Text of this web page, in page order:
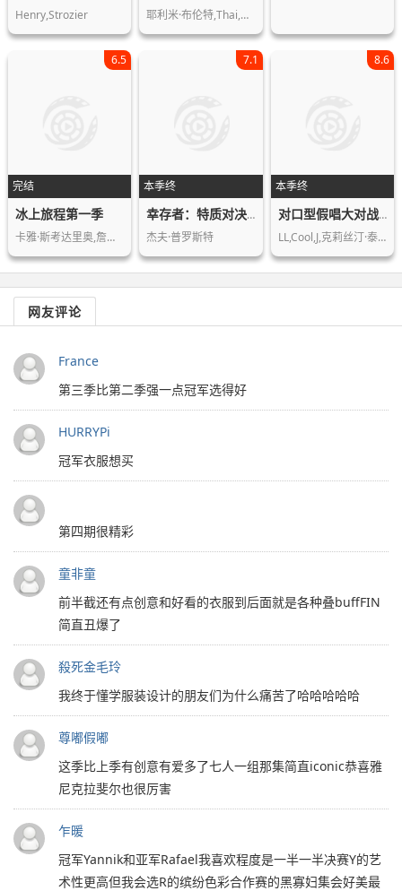
Henry,Strozier 耶利米·布伦特,Thai,Nguyen,Gab…
完结
6.5
冰上旅程第一季
卡雅·斯考达里奥,詹纽瑞·琼斯,薇洛·…
本季终
7.1
幸存者：特质对决第三十五季
杰夫·普罗斯特
本季终
8.6
对口型假唱大对战第三季
LL,Cool,J,克莉丝汀·泰根,泰瑞·克鲁…
网友评论
France
第三季比第二季强一点冠军选得好
HURRYPi
冠军衣服想买
第四期很精彩
童非童
前半截还有点创意和好看的衣服到后面就是各种叠buffFIN
简直丑爆了
殺死金毛玲
我终于懂学服装设计的朋友们为什么痛苦了哈哈哈哈哈
尊嘟假嘟
这季比上季有创意有爱多了七人一组那集简直iconic恭喜雅
尼克拉斐尔也很厉害
乍暖
冠军Yannik和亚军Rafael我喜欢程度是一半一半决赛Y的艺
术性更高但我会选R的缤纷色彩合作赛的黑寡妇集会好美最